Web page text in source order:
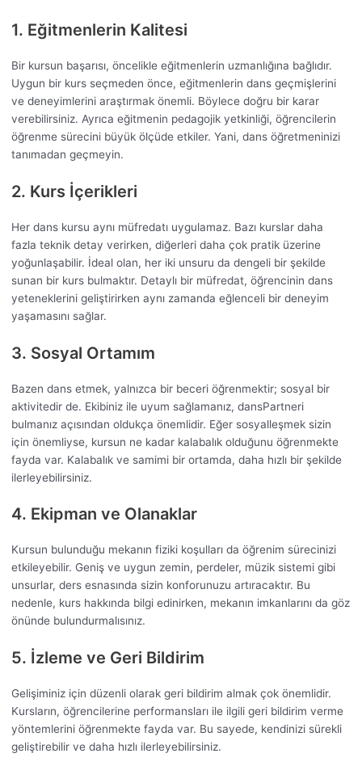
1. Eğitmenlerin Kalitesi
Bir kursun başarısı, öncelikle eğitmenlerin uzmanlığına bağlıdır.
Uygun bir kurs seçmeden önce, eğitmenlerin dans geçmişlerini
ve deneyimlerini araştırmak önemli. Böylece doğru bir karar
verebilirsiniz. Ayrıca eğitmenin pedagojik yetkinliği, öğrencilerin
öğrenme sürecini büyük ölçüde etkiler. Yani, dans öğretmeninizi
tanımadan geçmeyin.
2. Kurs İçerikleri
Her dans kursu aynı müfredatı uygulamaz. Bazı kurslar daha
fazla teknik detay verirken, diğerleri daha çok pratik üzerine
yoğunlaşabilir. İdeal olan, her iki unsuru da dengeli bir şekilde
sunan bir kurs bulmaktır. Detaylı bir müfredat, öğrencinin dans
yeteneklerini geliştirirken aynı zamanda eğlenceli bir deneyim
yaşamasını sağlar.
3. Sosyal Ortamım
Bazen dans etmek, yalnızca bir beceri öğrenmektir; sosyal bir
aktivitedir de. Ekibiniz ile uyum sağlamanız, dansPartneri
bulmanız açısından oldukça önemlidir. Eğer sosyalleşmek sizin
için önemliyse, kursun ne kadar kalabalık olduğunu öğrenmekte
fayda var. Kalabalık ve samimi bir ortamda, daha hızlı bir şekilde
ilerleyebilirsiniz.
4. Ekipman ve Olanaklar
Kursun bulunduğu mekanın fiziki koşulları da öğrenim sürecinizi
etkileyebilir. Geniş ve uygun zemin, perdeler, müzik sistemi gibi
unsurlar, ders esnasında sizin konforunuzu artıracaktır. Bu
nedenle, kurs hakkında bilgi edinirken, mekanın imkanlarını da göz
önünde bulundurmalısınız.
5. İzleme ve Geri Bildirim
Gelişiminiz için düzenli olarak geri bildirim almak çok önemlidir.
Kursların, öğrencilerine performansları ile ilgili geri bildirim verme
yöntemlerini öğrenmekte fayda var. Bu sayede, kendinizi sürekli
geliştirebilir ve daha hızlı ilerleyebilirsiniz.